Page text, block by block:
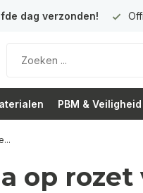
dag verzonden!
PBM & Veiligheid
op